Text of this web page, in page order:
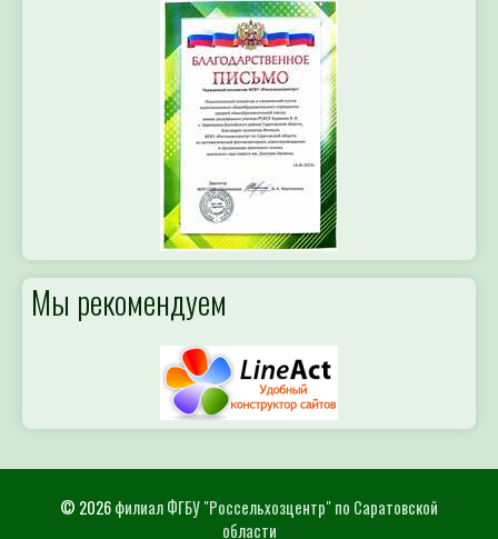
Мы рекомендуем
© 2026 филиал ФГБУ "Россельхозцентр" по Саратовской
области